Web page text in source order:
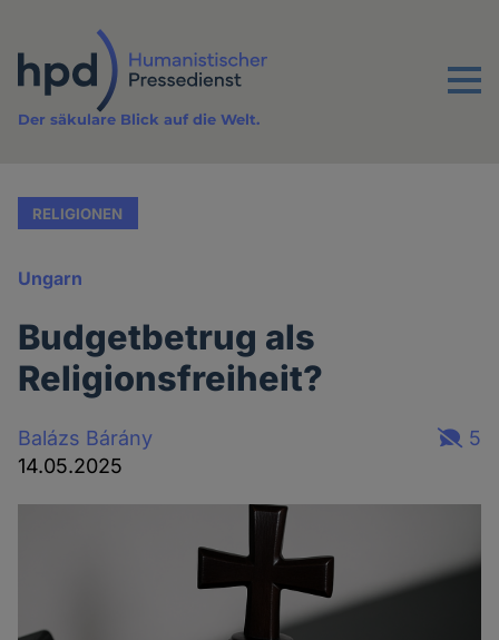
Inhalt
Menu
Der säkulare Blick auf die Welt.
RELIGIONEN
Ungarn
Budgetbetrug als
Religionsfreiheit?
Balázs Bárány
14.05.2025
5